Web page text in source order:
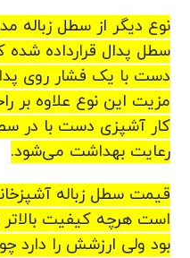
نوع دیگر از سطل زباله
سطل پدال قرارداده شده
دست با یک فشار روی
مزیت این نوع علاوه بر
کار آشپزی دست با در
رعایت بهداشت می‌شود.
قیمت سطل زباله
است هرچه کیفیت
بود ولی ارزشش را